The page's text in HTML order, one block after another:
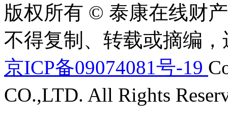
版权所有 © 泰康在线财
不得复制、转载或摘编
京ICP备09074081号-19
CO.,LTD. All Rights